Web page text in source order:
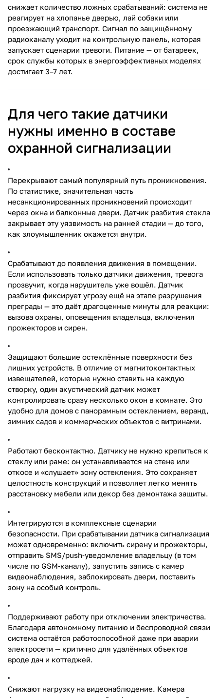
снижает количество ложных срабатываний: система не
реагирует на хлопанье дверью, лай собаки или
проезжающий транспорт. Сигнал по защищённому
радиоканалу уходит на контрольную панель, которая
запускает сценарии тревоги. Питание — от батареек,
срок службы которых в энергоэффективных моделях
достигает 3–7 лет.
Для чего такие датчики
нужны именно в составе
охранной сигнализации
Перекрывают самый популярный путь проникновения.
По статистике, значительная часть
несанкционированных проникновений происходит
через окна и балконные двери. Датчик разбития стекла
закрывает эту уязвимость на ранней стадии — до того,
как злоумышленник окажется внутри.
Срабатывают до появления движения в помещении.
Если использовать только датчики движения, тревога
прозвучит, когда нарушитель уже вошёл. Датчик
разбития фиксирует угрозу ещё на этапе разрушения
преграды — это даёт драгоценные минуты для реакции:
вызова охраны, оповещения владельца, включения
прожекторов и сирен.
Защищают большие остеклённые поверхности без
лишних устройств. В отличие от магнитоконтактных
извещателей, которые нужно ставить на каждую
створку, один акустический датчик может
контролировать сразу несколько окон в комнате. Это
удобно для домов с панорамным остеклением, веранд,
зимних садов и коммерческих объектов с витринами.
Работают бесконтактно. Датчику не нужно крепиться к
стеклу или раме: он устанавливается на стене или
откосе и «слушает» зону остекления. Это сохраняет
целостность конструкций и позволяет легко менять
расстановку мебели или декор без демонтажа защиты.
Интегрируются в комплексные сценарии
безопасности. При срабатывании датчика сигнализация
может одновременно: включить сирену и прожекторы,
отправить SMS/push‑уведомление владельцу (в том
числе по GSM‑каналу), запустить запись с камер
видеонаблюдения, заблокировать двери, поставить
зону на особый контроль.
Поддерживают работу при отключении электричества.
Благодаря автономному питанию и беспроводной связи
система остаётся работоспособной даже при аварии
электросети — критично для удалённых объектов
вроде дач и коттеджей.
Снижают нагрузку на видеонаблюдение. Камера